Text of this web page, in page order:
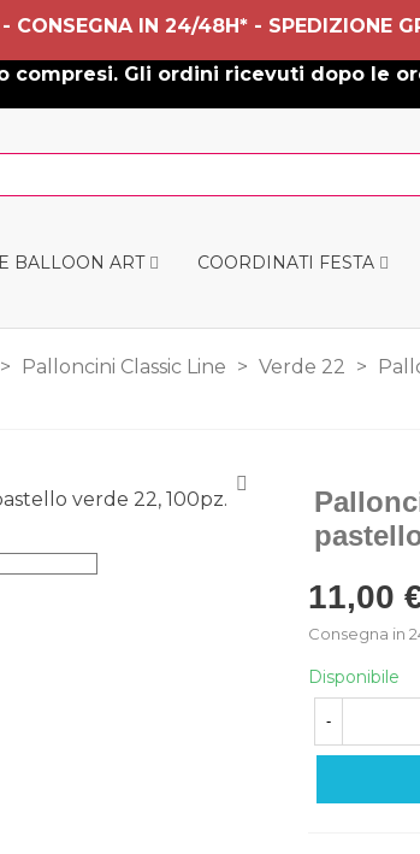
CONSEGNA IN 24/48H* - SPEDIZIONE
compresi. Gli ordini ricevuti dopo le
BALLOON ART COORDINATI FESTA
> Palloncini Classic Line > Verde 22 >
11,00
Consegna in
Disponibile
-